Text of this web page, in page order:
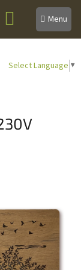
Select Language ▼
NÁKUPNÍ
KOŠÍK